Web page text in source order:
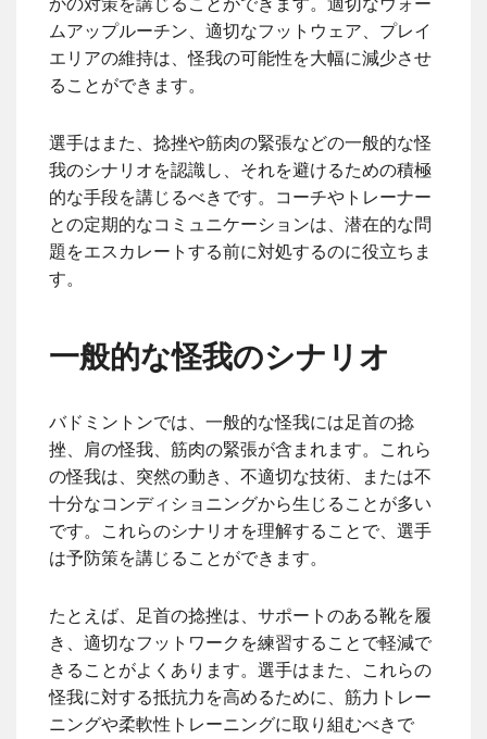
ムアップルーチン、適切なフットウェア、プレイ
エリアの維持は、怪我の可能性を大幅に減少させ
ることができます。
選手はまた、捻挫や筋肉の緊張などの一般的な怪
我のシナリオを認識し、それを避けるための積極
的な手段を講じるべきです。コーチやトレーナー
との定期的なコミュニケーションは、潜在的な問
題をエスカレートする前に対処するのに役立ちま
す。
一般的な怪我のシナリオ
バドミントンでは、一般的な怪我には足首の捻
挫、肩の怪我、筋肉の緊張が含まれます。これら
の怪我は、突然の動き、不適切な技術、または不
十分なコンディショニングから生じることが多い
です。これらのシナリオを理解することで、選手
は予防策を講じることができます。
たとえば、足首の捻挫は、サポートのある靴を履
き、適切なフットワークを練習することで軽減で
きることがよくあります。選手はまた、これらの
怪我に対する抵抗力を高めるために、筋力トレー
ニングや柔軟性トレーニングに取り組むべきで